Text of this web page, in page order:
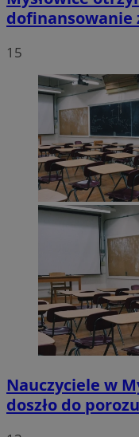
dofinansowanie
15
Nauczyciele w
doszło do